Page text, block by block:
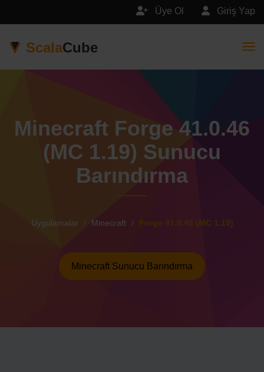
Giriş Yap
Üye Ol
ScalaCube
Minecraft Forge 41.0.46
(MC 1.19) Sunucu
Barındırma
Uygulamalar Minecraft Forge 41.0.46 (MC 1.19)
Minecraft Sunucu Barındırma